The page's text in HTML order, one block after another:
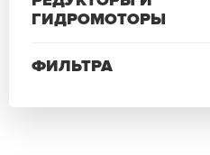
ГИДРОМОТОРЫ
ФИЛЬТРА